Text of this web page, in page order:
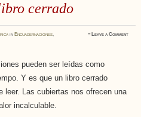
cerrado
in Encuadernaciones,
≈ Leave a Comment
pueden ser leídas como
Y es que un libro cerrado
leer. Las cubiertas nos ofrecen una
incalculable.